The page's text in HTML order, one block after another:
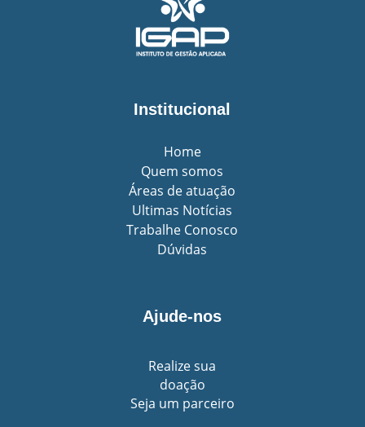
Institucional
Home
Quem somos
Áreas de atuação
Ultimas Notícias
Trabalhe Conosco
Dúvidas
Ajude-nos
Realize sua
doação
Seja um parceiro